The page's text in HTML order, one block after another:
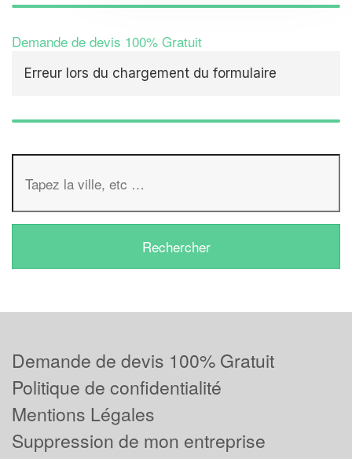
Demande de devis 100% Gratuit
Erreur lors du chargement du formulaire
Demande de devis 100% Gratuit
Politique de confidentialité
Mentions Légales
Suppression de mon entreprise